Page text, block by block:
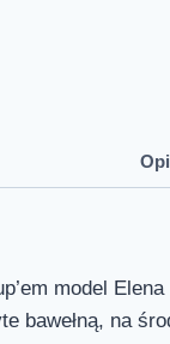
model
bawełną, na